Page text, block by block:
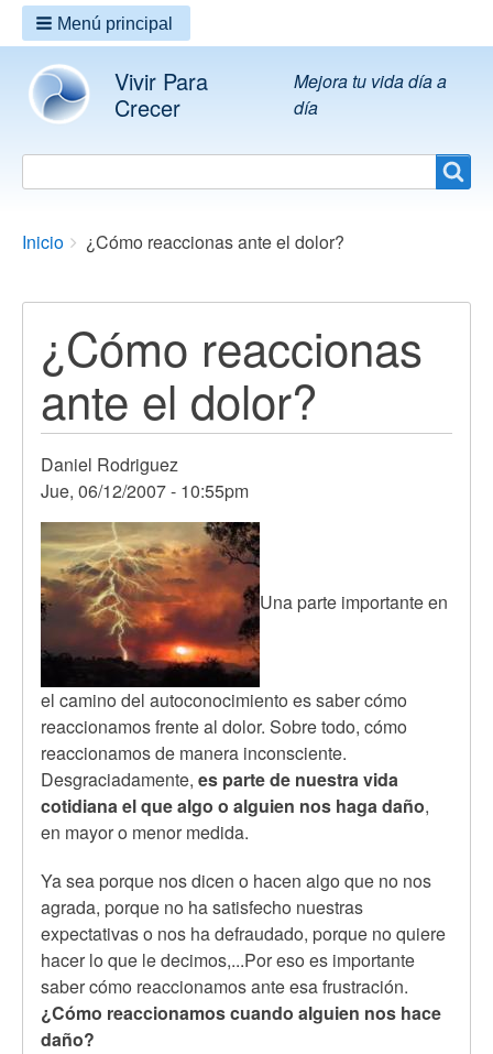
Vivir Para
Crecer
Mejora tu vida día a
día
Search
Menú principal
Breadcrumbs
You
Inicio ¿Cómo reaccionas ante el dolor?
¿Cómo reaccionas
ante el dolor?
Daniel Rodriguez
Jue, 06/12/2007 - 10:55pm
Una parte importante en
el camino del autoconocimiento es saber cómo
reaccionamos frente al dolor. Sobre todo, cómo
reaccionamos de manera inconsciente.
Desgraciadamente, es parte de nuestra vida
cotidiana el que algo o alguien nos haga daño,
en mayor o menor medida.
Ya sea porque nos dicen o hacen algo que no nos
agrada, porque no ha satisfecho nuestras
expectativas o nos ha defraudado, porque no quiere
hacer lo que le decimos,...Por eso es importante
saber cómo reaccionamos ante esa frustración.
¿Cómo reaccionamos cuando alguien nos hace
daño?